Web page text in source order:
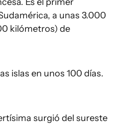
a unas 3.000
kilómetros) de
islas en unos 100 días.
surgió del sureste